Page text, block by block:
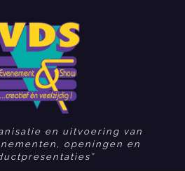
en uitvoering van
openingen en